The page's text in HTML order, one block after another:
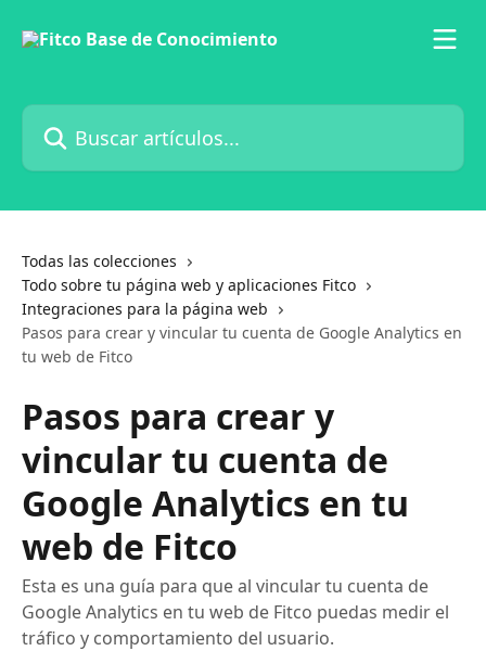
Buscar artículos...
Todas las colecciones
Todo sobre tu página web y aplicaciones Fitco
Integraciones para la página web
Pasos para crear y vincular tu cuenta de Google Analytics en
tu web de Fitco
Pasos para crear y
vincular tu cuenta de
Google Analytics en tu
web de Fitco
Esta es una guía para que al vincular tu cuenta de
Google Analytics en tu web de Fitco puedas medir el
tráfico y comportamiento del usuario.